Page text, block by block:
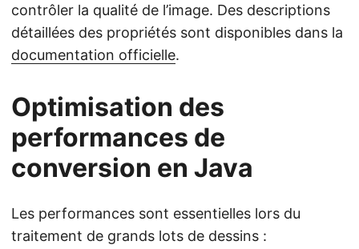
contrôler la qualité de l’image. Des descriptions
détaillées des propriétés sont disponibles dans la
documentation officielle.
Optimisation des
performances de
conversion en Java
Les performances sont essentielles lors du
traitement de grands lots de dessins :